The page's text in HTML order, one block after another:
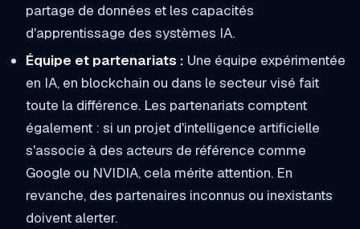
partage de données et les capacités
d'apprentissage des systèmes IA.
Équipe et partenariats : Une équipe expérimentée
en IA, en blockchain ou dans le secteur visé fait
toute la différence. Les partenariats comptent
également : si un projet d'intelligence artificielle
s'associe à des acteurs de référence comme
Google ou NVIDIA, cela mérite attention. En
revanche, des partenaires inconnus ou inexistants
doivent alerter.